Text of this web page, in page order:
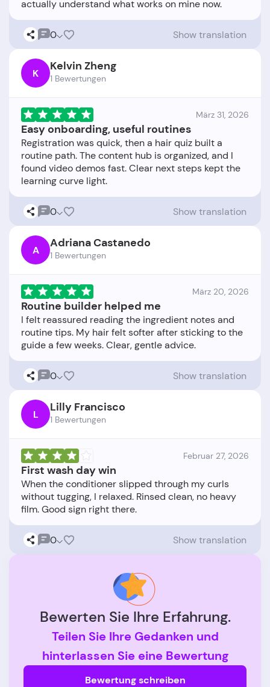
0 Show translation
K Kelvin Zheng
1 Bewertungen
März 31, 2026
Easy onboarding, useful routines
Registration was quick, then a hair quiz built a
routine path. The content hub is organized, and I
found video demos fast. Clear next steps kept the
0 Show translation
A Adriana Castanedo
1 Bewertungen
März 20, 2026
Routine builder helped me
I felt reassured reading the ingredient notes and
routine tips. My hair felt softer after sticking to the
0 Show translation
L Lilly Francisco
1 Bewertungen
Februar 27, 2026
First wash day win
When the conditioner slipped through my curls
without tugging, I relaxed. Rinsed clean, no heavy
0 Show translation
Bewerten Sie Ihre Erfahrung.
Teilen Sie Ihre Gedanken und
hinterlassen Sie eine Bewertung
Bewertung schreiben